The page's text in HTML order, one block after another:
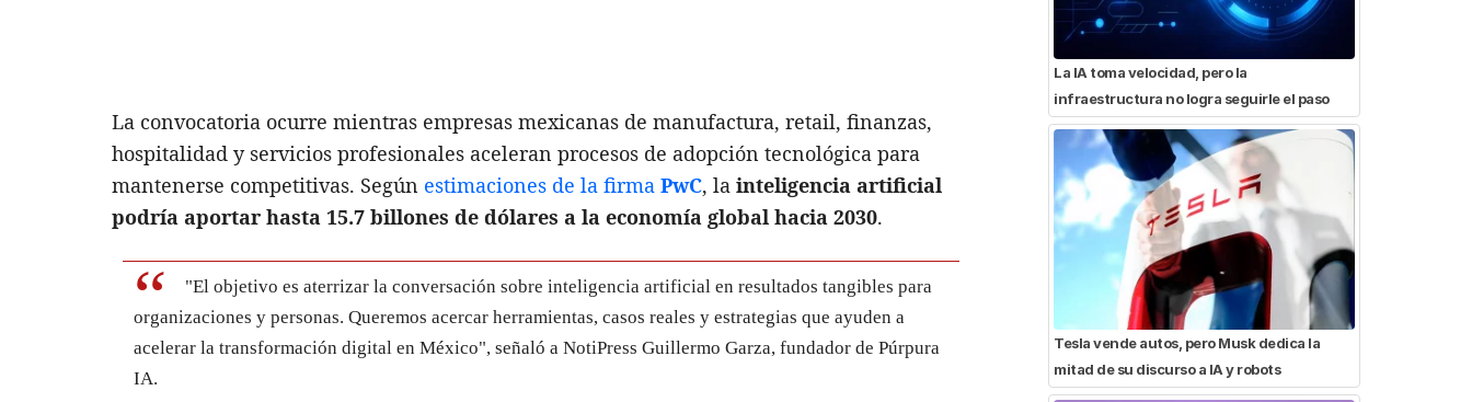
La convocatoria ocurre mientras empresas mexicanas de manufactura, retail, finanzas,
hospitalidad y servicios profesionales aceleran procesos de adopción tecnológica para
mantenerse competitivas. Según estimaciones de la firma PwC, la inteligencia artificial
podría aportar hasta 15.7 billones de dólares a la economía global hacia 2030.
"El objetivo es aterrizar la conversación sobre inteligencia artificial en resultados tangibles para
organizaciones y personas. Queremos acercar herramientas, casos reales y estrategias que ayuden a
acelerar la transformación digital en México", señaló a NotiPress Guillermo Garza, fundador de Púrpura
IA.
La IA toma velocidad, pero la
infraestructura no logra seguirle el paso
Tesla vende autos, pero Musk dedica la
mitad de su discurso a IA y robots